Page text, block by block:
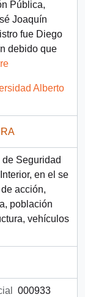
Pública,
Joaquín
fue Diego
debido que
Alberto
Seguridad
en el se
acción,
población
vehículos
000933